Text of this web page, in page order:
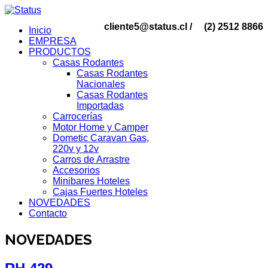
cliente5@status.cl / (2) 2512 8866
Inicio
EMPRESA
PRODUCTOS
Casas Rodantes
Casas Rodantes
Nacionales
Casas Rodantes
Importadas
Carrocerías
Motor Home y Camper
Dometic Caravan Gas,
220v y 12v
Carros de Arrastre
Accesorios
Minibares Hoteles
Cajas Fuertes Hoteles
NOVEDADES
Contacto
NOVEDADES